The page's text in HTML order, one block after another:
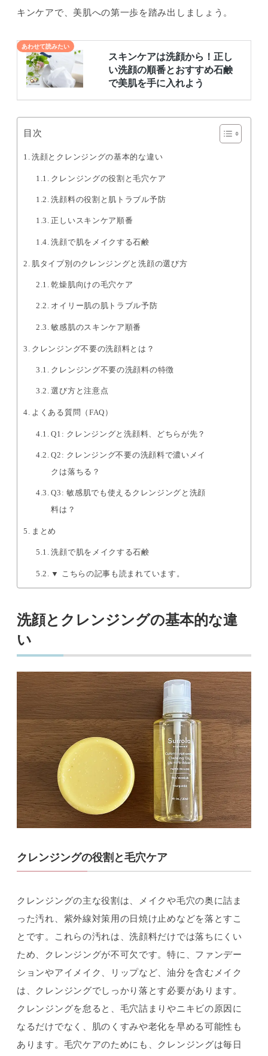
キンケアで、美肌への第一歩を踏み出しましょう。
目次
洗顔とクレンジングの基本的な違い
クレンジングの役割と毛穴ケア
洗顔料の役割と肌トラブル予防
正しいスキンケア順番
洗顔で肌をメイクする石鹸
肌タイプ別のクレンジングと洗顔の選び方
乾燥肌向けの毛穴ケア
オイリー肌の肌トラブル予防
敏感肌のスキンケア順番
クレンジング不要の洗顔料とは？
クレンジング不要の洗顔料の特徴
選び方と注意点
よくある質問（FAQ）
Q1: クレンジングと洗顔料、どちらが先？
Q2: クレンジング不要の洗顔料で濃いメイ
クは落ちる？
Q3: 敏感肌でも使えるクレンジングと洗顔
料は？
まとめ
洗顔で肌をメイクする石鹸
▼ こちらの記事も読まれています。
洗顔とクレンジングの基本的な違
い
クレンジングの役割と毛穴ケア
クレンジングの主な役割は、メイクや毛穴の奥に詰ま
った汚れ、紫外線対策用の日焼け止めなどを落とすこ
とです。これらの汚れは、洗顔料だけでは落ちにくい
ため、クレンジングが不可欠です。特に、ファンデー
ションやアイメイク、リップなど、油分を含むメイク
は、クレンジングでしっかり落とす必要があります。
クレンジングを怠ると、毛穴詰まりやニキビの原因に
なるだけでなく、肌のくすみや老化を早める可能性も
あります。毛穴ケアのためにも、クレンジングは毎日